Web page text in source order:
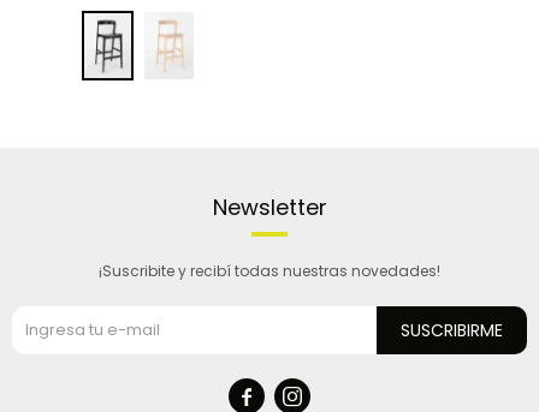
Newsletter
¡Suscribite y recibí todas nuestras novedades!
SUSCRIBIRME
 